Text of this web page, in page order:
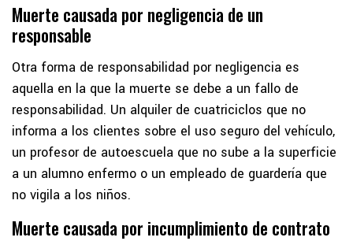
Muerte causada por negligencia de un
responsable
Otra forma de responsabilidad por negligencia es
aquella en la que la muerte se debe a un fallo de
responsabilidad. Un alquiler de cuatriciclos que no
informa a los clientes sobre el uso seguro del vehículo,
un profesor de autoescuela que no sube a la superficie
a un alumno enfermo o un empleado de guardería que
no vigila a los niños.
Muerte causada por incumplimiento de contrato